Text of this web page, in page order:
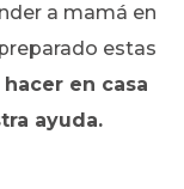
a mamá en
estas
en casa
ayuda.